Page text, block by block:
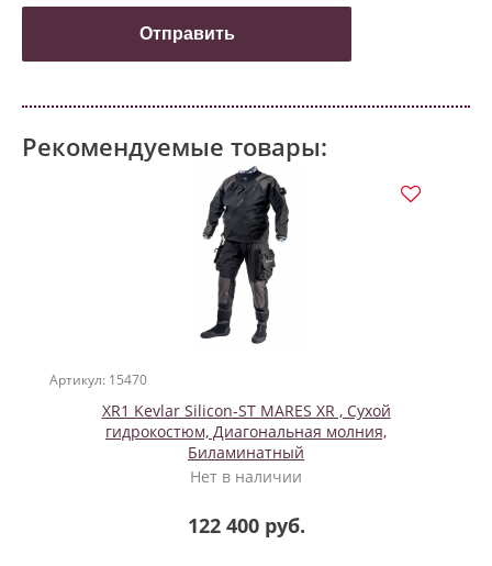
Рекомендуемые товары:
Артикул: 15470
XR1 Kevlar Silicon-ST MARES XR , Сухой
гидрокостюм, Диагональная молния,
Биламинатный
Нет в наличии
122 400 руб.